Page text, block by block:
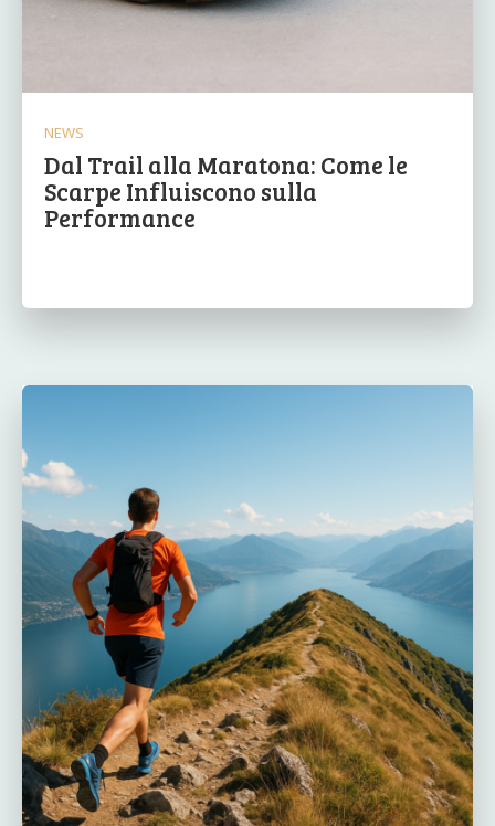
NEWS
Dal Trail alla Maratona: Come le
Scarpe Influiscono sulla
Performance